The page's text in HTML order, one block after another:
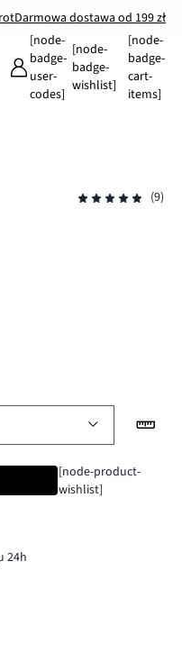
Darmowa dostawa od 199 zł
[node-
badge-
user-
codes]
[node-
badge-
wishlist]
[node-
badge-
cart-
items]
(9)
[node-product-
wishlist]
24h